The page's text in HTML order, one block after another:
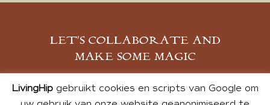
LET’S COLLABORATE AND
MAKE SOME MAGIC
MELD JE AAN
LivingHipgebruikt cookies en scripts van Google om